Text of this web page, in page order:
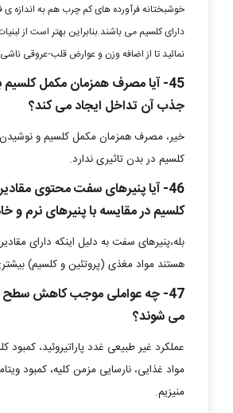
خوشبختانه فرآورده های کم چرب هم به اندازه ی
دارای کلسیم می باشند.بنابراین بهتر است از
نمائید تا از اضافه وزن و عوارض قلب-عروقی ناشی
45- آیا مصرف همزمان مکمل کلسیم با
جذب آن تداخل ایجاد می کند؟
خیر، مصرف همزمان مکمل کلسیم و نوشیدن
کلسیم در بدن تاثیری ندارد.
46- آیا پنیرهای سفت محتوی مقادیر
کلسیم در مقایسه با پنیرهای نرم و
بله،پنیرهای سفت به دلیل اینکه دارای
هستند مواد مغذی (پروتئین و کلسیم) بیشتری
47- چه عواملی موجب کاهش سطح
می شوند؟
عملکرد غیر طبیعی غدد پاراتیروئید، کمبود
مواد غذایی، نارسایی مزمن کلیه، کمبود
منیزیم.